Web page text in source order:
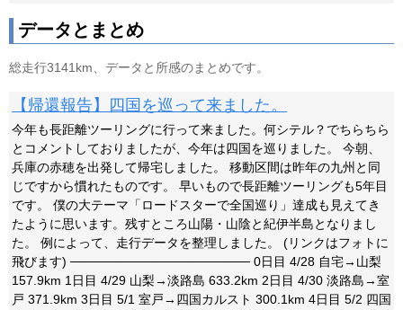
データとまとめ
総走行3141km、データと所感のまとめです。
【帰還報告】四国を巡って来ました。
今年も長距離ツーリングに行って来ました。何シテル？でちらちら
とコメントしておりましたが、今年は四国を巡りました。 今朝、
兵庫の赤穂を出発して帰宅しました。 移動区間は昨年の九州と同
じですから慣れたものです。 早いもので長距離ツーリングも5年目
です。 僕の大テーマ「ロードスターで全国巡り」達成も見えてき
たように思います。残すところ山陽・山陰と紀伊半島となりまし
た。 例によって、走行データを整理しました。 (リンクはフォトに
飛びます) ──────────────────── 0日目 4/28 自宅→山梨
157.9km 1日目 4/29 山梨→淡路島 633.2km 2日目 4/30 淡路島→室
戸 371.9km 3日目 5/1 室戸→四国カルスト 300.1km 4日目 5/2 四国